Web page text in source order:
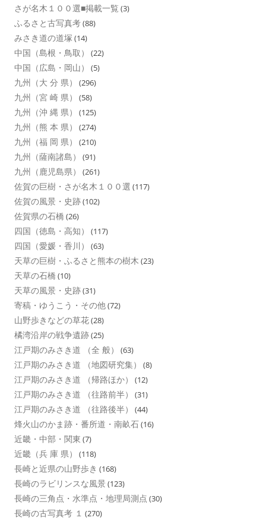
さが名木１００選■掲載一覧 (3)
ふるさと古写真考(88)
みさき道の道塚 (14)
中国（島根・鳥取） (22)
中国（広島・岡山） (5)
九州（大 分 県） (296)
九州（宮 崎 県） (58)
九州（沖 縄 県） (125)
九州（熊 本 県） (274)
九州（福 岡 県） (210)
九州（薩南諸島） (91)
九州（鹿児島県） (261)
佐賀の巨樹・さが名木１００選 (117)
佐賀の風景・史跡(102)
佐賀県の石橋 (26)
四国（徳島・高知） (117)
四国（愛媛・香川） (63)
天草の巨樹・ふるさと熊本の樹木 (23)
天草の石橋 (10)
天草の風景・史跡(31)
寄稿・ゆうこう・その他(72)
山野歩きなどの草花(28)
橘湾沿岸の戦争遺跡(25)
江戸期のみさき道 （全 般） (63)
江戸期のみさき道 （地図研究集） (8)
江戸期のみさき道 （帰路ほか） (12)
江戸期のみさき道 （往路前半） (31)
江戸期のみさき道 （往路後半） (44)
烽火山のかま跡・番所道・南畝石(16)
近畿・中部・関東 (7)
近畿（兵 庫 県） (118)
長崎と近県の山野歩き (168)
長崎のラビリンスな風景 (123)
長崎の三角点・水準点・地理局測点 (30)
長崎の古写真考 １ (270)